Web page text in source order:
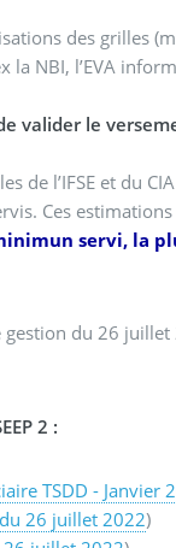
des grilles
la NBI, l’EVA
valider le
de l’IFSE et du
Ces
servi, la
gestion du 26 juillet
RIFSEEP 2 :
TSDD - Janvier
du 26 juillet 2022)